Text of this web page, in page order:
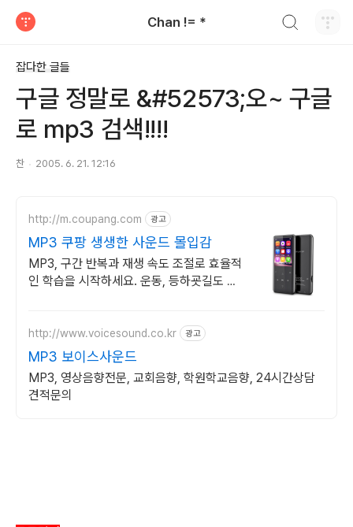
Chan != *
잡다한 글들
구글 정말로 &#52573;오~ 구글
로 mp3 검색!!!!
찬 2005. 6. 21. 12:16
http://m.coupang.com 광고
MP3 쿠팡 생생한 사운드 몰입감
MP3, 구간 반복과 재생 속도 조절로 효율적
인 학습을 시작하세요. 운동, 등하굣길도 부
http://www.voicesound.co.kr 광고
MP3 보이스사운드
MP3, 영상음향전문, 교회음향, 학원학교음향, 24시간상담
견적문의